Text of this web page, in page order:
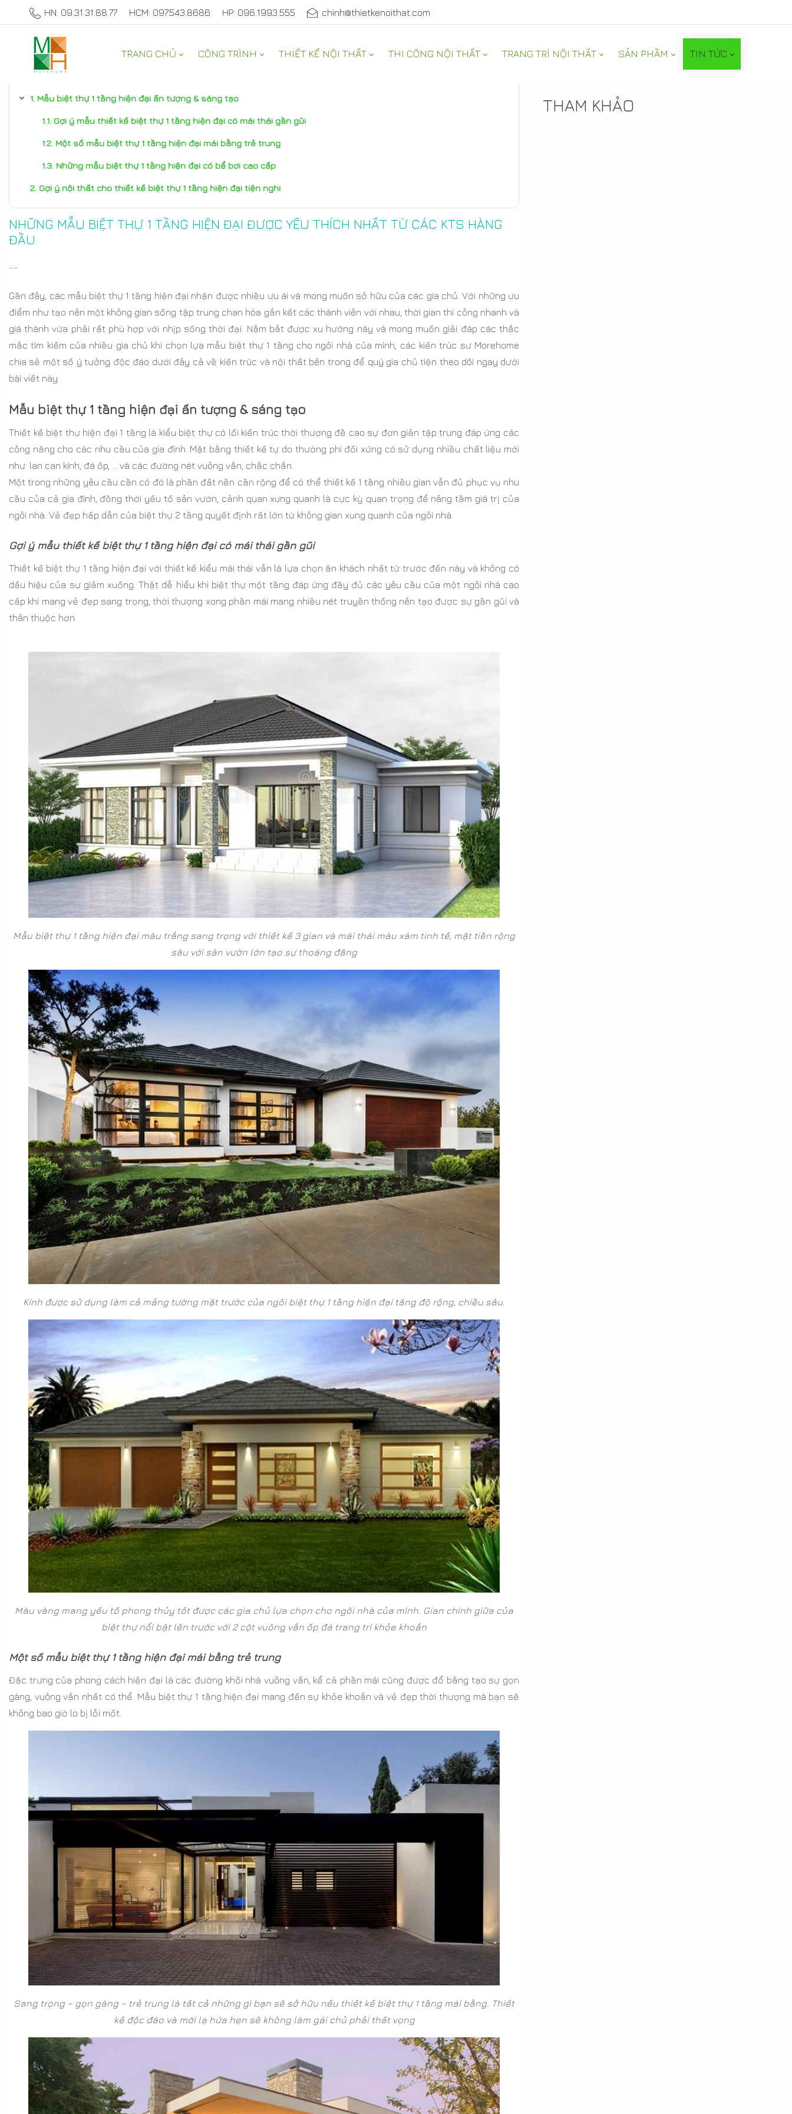
HN: 09.31.31.88.77 HCM: 097.543.8686 HP: 096.1993.555 chinh@thietkenoithat.com
TRANG CHỦ CÔNG TRÌNH THIẾT KẾ NỘI THẤT THI CÔNG NỘI THẤT TRANG TRÍ NỘI THẤT SẢN PHẦM TIN TỨC
TƯ VẤN NỘI THẤT NHÀ ĐẸP
Mẫu biệt thự 1 tầng hiện đại ấn tượng & sáng tạo
Gợi ý mẫu thiết kế biệt thự 1 tầng hiện đại có mái thái gần gũi
Một số mẫu biệt thự 1 tầng hiện đại mái bằng trẻ trung
Những mẫu biệt thự 1 tầng hiện đại có bể bơi cao cấp
Gợi ý nội thất cho thiết kế biệt thự 1 tầng hiện đại tiện nghi
NHỮNG MẪU BIỆT THỰ 1 TẦNG HIỆN ĐẠI ĐƯỢC YÊU THÍCH NHẤT TỪ CÁC KTS HÀNG
ĐẦU
--
Gần đây, các mẫu biệt thự 1 tầng hiện đại nhận được nhiều ưu ái và mong muốn sở hữu của các gia chủ. Với những ưu
điểm như tạo nên một không gian sống tập trung chan hòa gắn kết các thành viên với nhau, thời gian thi công nhanh và
giá thành vừa phải rất phù hợp với nhịp sống thời đại. Nắm bắt được xu hướng này và mong muốn giải đáp các thắc
mắc tìm kiếm của nhiều gia chủ khi chọn lựa mẫu biệt thự 1 tầng cho ngôi nhà của mình, các kiến trúc sư Morehome
chia sẻ một số ý tưởng độc đáo dưới đây cả về kiến trúc và nội thất bên trong để quý gia chủ tiện theo dõi ngay dưới
bài viết này.
Mẫu biệt thự 1 tầng hiện đại ấn tượng & sáng tạo
Thiết kế biệt thự hiện đại 1 tầng là kiểu biệt thự có lối kiến trúc thời thượng đề cao sự đơn giản tập trung đáp ứng các
công năng cho các nhu cầu của gia đình. Mặt bằng thiết kế tự do thường phi đối xứng có sử dụng nhiều chất liệu mới
như: lan can kính, đá ốp, … và các đường nét vuông vắn, chắc chắn.
Một trong những yêu cầu cần có đó là phần đất nền cần rộng để có thể thiết kế 1 tầng nhiều gian vẫn đủ phục vụ nhu
cầu của cả gia đình, đồng thời yếu tố sân vườn, cảnh quan xung quanh là cực kỳ quan trọng để nâng tầm giá trị của
ngôi nhà. Vẻ đẹp hấp dẫn của biệt thự 2 tầng quyết định rất lớn từ không gian xung quanh của ngôi nhà.
Gợi ý mẫu thiết kế biệt thự 1 tầng hiện đại có mái thái gần gũi
Thiết kế biệt thự 1 tầng hiện đại với thiết kế kiểu mái thái vẫn là lựa chọn ăn khách nhất từ trước đến này và không có
dấu hiệu của sự giảm xuống. Thật dễ hiểu khi biệt thự một tầng đáp ứng đầy đủ các yêu cầu của một ngôi nhà cao
cấp khi mang vẻ đẹp sang trọng, thời thượng xong phần mái mang nhiều nét truyền thống nên tạo được sự gần gũi và
thân thuộc hơn.
Mẫu biệt thự 1 tầng hiện đại màu trắng sang trọng với thiết kế 3 gian và mái thái màu xám tinh tế, mặt tiền rộng
sâu với sân vườn lớn tạo sự thoáng đãng
Kính được sử dụng làm cả mảng tường mặt trước của ngôi biệt thự 1 tầng hiện đại tăng độ rộng, chiều sâu.
Màu vàng mang yếu tố phong thủy tốt được các gia chủ lựa chọn cho ngôi nhà của mình. Gian chính giữa của
biệt thự nổi bật lên trước với 2 cột vuông vắn ốp đá trang trí khỏe khoắn
Một số mẫu biệt thự 1 tầng hiện đại mái bằng trẻ trung
Đặc trưng của phong cách hiện đại là các đường khối nhà vuông vắn, kể cả phần mái cũng được đổ bằng tạo sự gọn
gàng, vuông vắn nhất có thể. Mẫu biệt thự 1 tầng hiện đại mang đến sự khỏe khoắn và vẻ đẹp thời thượng mà bạn sẽ
không bao giờ lo bị lỗi mốt.
Sang trọng – gọn gàng – trẻ trung là tất cả những gì bạn sẽ sở hữu nếu thiết kế biệt thự 1 tầng mái bằng. Thiết
kế độc đáo và mới lạ hứa hẹn sẽ không làm gái chủ phải thất vọng
TIN NỔI BẬT
THAM KHẢO